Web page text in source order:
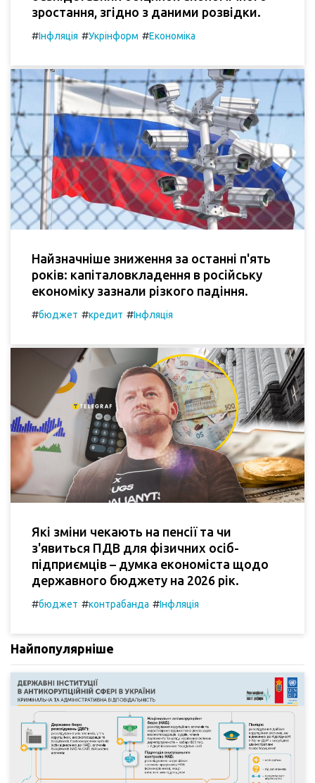
зростання, згідно з даними розвідки.
#Інфляція #Укрінформ #Економіка
Найзначніше зниження за останні п'ять
років: капіталовкладення в російську
економіку зазнали різкого падіння.
#бюджет #кредит #Інфляція
Які зміни чекають на пенсії та чи
з'явиться ПДВ для фізичних осіб-
підприємців – думка економіста щодо
державного бюджету на 2026 рік.
#бюджет #контрабанда #Інфляція
Найпопулярніше